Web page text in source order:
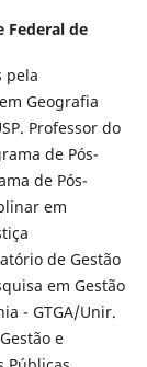
Federal de
pela
Geografia
Professor do
de Pós-
de Pós-
em
de Gestão
em Gestão
- GTGA/Unir.
e